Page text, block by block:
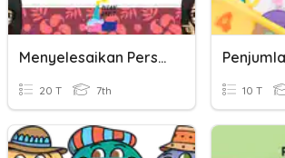
Menyelesaikan Persamaan (Penjumlahan Atau Pengurangan)
20 T 7th 10 T